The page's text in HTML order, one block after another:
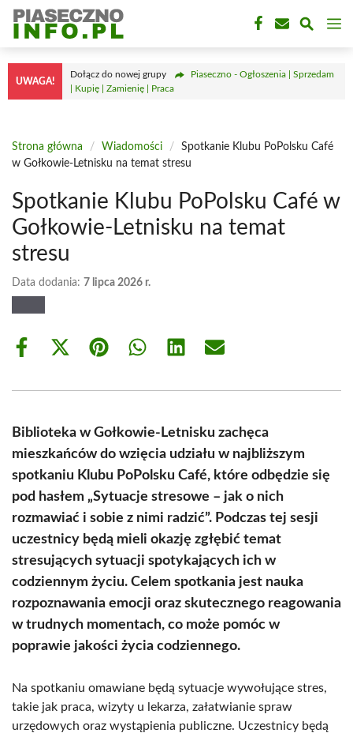
Przejdź
treści
UWAGA!
Dołącz do nowej grupy
Piaseczno - Ogłoszenia | Sprzedam
| Kupię | Zamienię | Praca
Strona główna / Wiadomości /
Spotkanie Klubu PoPolsku Café
w Gołkowie-Letnisku na temat stresu
Spotkanie Klubu PoPolsku Café w
Gołkowie-Letnisku na temat
stresu
Data dodania: 7 lipca 2026 r.
Share
Share
(Twitter)
Share Share Share Share
Biblioteka w Gołkowie-Letnisku zachęca
mieszkańców do wzięcia udziału w najbliższym
spotkaniu Klubu PoPolsku Café, które odbędzie się
pod hasłem „Sytuacje stresowe – jak o nich
rozmawiać i sobie z nimi radzić”. Podczas tej sesji
uczestnicy będą mieli okazję zgłębić temat
stresujących sytuacji spotykających ich w
codziennym życiu. Celem spotkania jest nauka
rozpoznawania emocji oraz skutecznego reagowania
w trudnych momentach, co może pomóc w
poprawie jakości życia codziennego.
Na spotkaniu omawiane będą sytuacje wywołujące stres,
takie jak praca, wizyty u lekarza, załatwianie spraw
urzędowych oraz wystąpienia publiczne. Uczestnicy będą